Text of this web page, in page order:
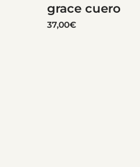
grace cuero
37,00€